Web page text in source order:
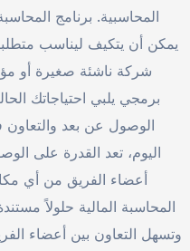
المحاسبية. برنامج
يمكن أن يتكيف ليناسب
شركة ناشئة صغيرة أو
برمجي يلبي احتياجاتك
الوصول عن بعد
اليوم، تعد القدرة على
أعضاء الفريق من أي
المحاسبة المالية حلولاً
وتسهل التعاون بين أعضاء